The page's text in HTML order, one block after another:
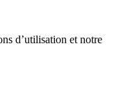
d’utilisation et notre